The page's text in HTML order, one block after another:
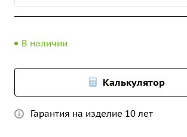
В наличии
Калькулятор
Гарантия на изделие 10 лет